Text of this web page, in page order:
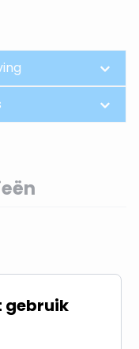
u voor
gebruik